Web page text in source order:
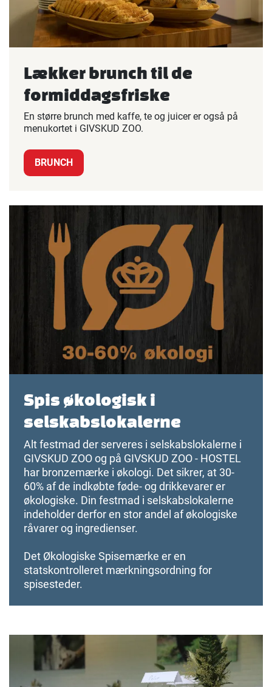
Lækker brunch til de
formiddagsfriske
En større brunch med kaffe, te og juicer er også på
menukortet i GIVSKUD ZOO.
BRUNCH
Spis økologisk i
selskabslokalerne
Alt festmad der serveres i selskabslokalerne i
GIVSKUD ZOO og på GIVSKUD ZOO - HOSTEL
har bronzemærke i økologi. Det sikrer, at 30-
60% af de indkøbte føde- og drikkevarer er
økologiske. Din festmad i selskabslokalerne
indeholder derfor en stor andel af økologiske
råvarer og ingredienser.
Det Økologiske Spisemærke er en
statskontrolleret mærkningsordning for
spisesteder.